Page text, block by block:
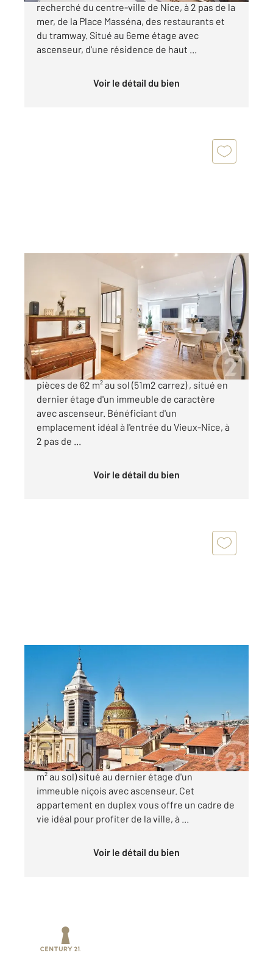
recherché du centre-ville de Nice, à 2 pas de la
mer, de la Place Masséna, des restaurants et
du tramway. Situé au 6eme étage avec
ascenseur, d'une résidence de haut ...
Voir le détail du bien
, 2 pièces
Ref : 2194
Appartement F2 à vendre
440 000 €
NICE - QUAI DES ETATS UNIS : Appartement 2
pièces de 62 m² au sol (51m2 carrez) , situé en
dernier étage d'un immeuble de caractère
avec ascenseur. Bénéficiant d'un
emplacement idéal à l'entrée du Vieux-Nice, à
2 pas de ...
Voir le détail du bien
, 3 pièces
Ref : 2088
Appartement Duplex à vendre
349 000 €
VIEUX NICE - 3 pièces de 57 m² Loi Carrez (73
m² au sol) situé au dernier étage d'un
immeuble niçois avec ascenseur. Cet
appartement en duplex vous offre un cadre de
vie idéal pour profiter de la ville, à ...
Voir le détail du bien